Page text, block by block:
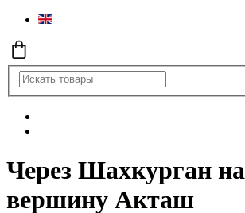
Через Шахкурган на
вершину Акташ